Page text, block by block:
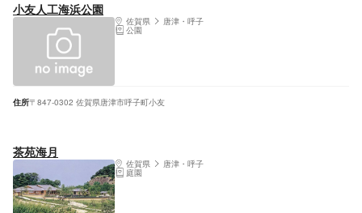
小友人工海浜公園
佐賀県 唐津・呼子
公園
住所〒847-0302 佐賀県唐津市呼子町小友
茶苑海月
佐賀県 唐津・呼子
庭園